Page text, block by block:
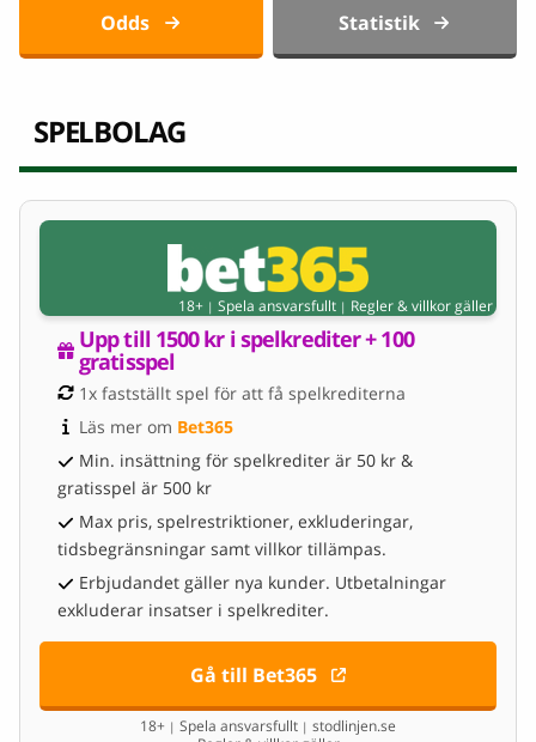
Odds Statistik
SPELBOLAG
18+ | Spela ansvarsfullt | Regler & villkor gäller
Upp till 1500 kr i spelkrediter + 100
gratisspel
1x fastställt spel för att få spelkrediterna
Läs mer om Bet365
Min. insättning för spelkrediter är 50 kr &
gratisspel är 500 kr
Max pris, spelrestriktioner, exkluderingar,
tidsbegränsningar samt villkor tillämpas.
Erbjudandet gäller nya kunder. Utbetalningar
exkluderar insatser i spelkrediter.
Gå till Bet365
18+ | Spela ansvarsfullt | stodlinjen.se